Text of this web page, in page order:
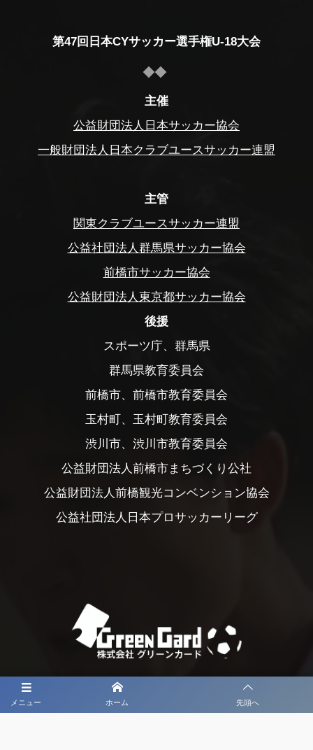
メニュー ホーム 先頭へ
第47回日本CYサッカー選手権U-18大会
主催
公益財団法人日本サッカー協会
一般財団法人日本クラブユースサッカー連盟
主管
関東クラブユースサッカー連盟
公益社団法人群馬県サッカー協会
前橋市サッカー協会
公益財団法人東京都サッカー協会
後援
スポーツ庁、群馬県
群馬県教育委員会
前橋市、前橋市教育委員会
玉村町、玉村町教育委員会
渋川市、渋川市教育委員会
公益財団法人前橋市まちづくり公社
公益財団法人前橋観光コンベンション協会
公益社団法人日本プロサッカーリーグ
大会メディア協力社として